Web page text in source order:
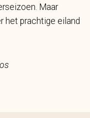
Maar
het prachtige eiland